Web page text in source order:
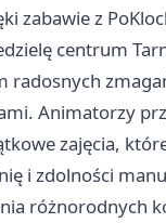
zabawie z
centrum
radosnych
Animatorzy
zajęcia,
i zdolności
różnorodnych